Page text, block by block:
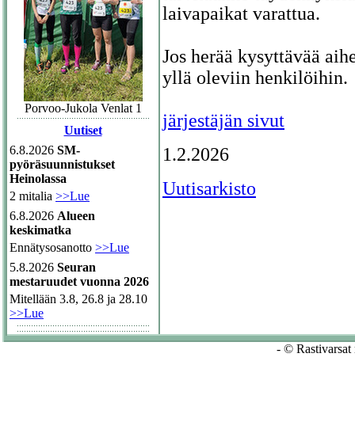
Porvoo-Jukola Venlat 1
Uutiset
6.8.2026 SM-
pyöräsuunnistukset
Heinolassa
2 mitalia >>Lue
6.8.2026 Alueen
keskimatka
Ennätysosanotto >>Lue
5.8.2026 Seuran
mestaruudet vuonna 2026
Mitellään 3.8, 26.8 ja 28.10
>>Lue
laivapaikat varattua.
Jos herää kysyttävää
yllä oleviin henkilöihin.
järjestäjän sivut
1.2.2026
Uutisarkisto
- © Rastivarsat